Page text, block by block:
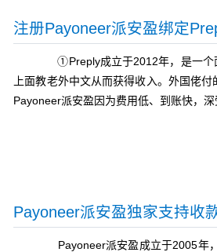
注册Payoneer派安盈绑定
①Preply成立于2012年，是一个面
上面教老外中文从而获得收入。外国佬
Payoneer派安盈因为费用低、到账快，
Payoneer派安盈独家支持收
Payoneer派安盈成立于2005年，